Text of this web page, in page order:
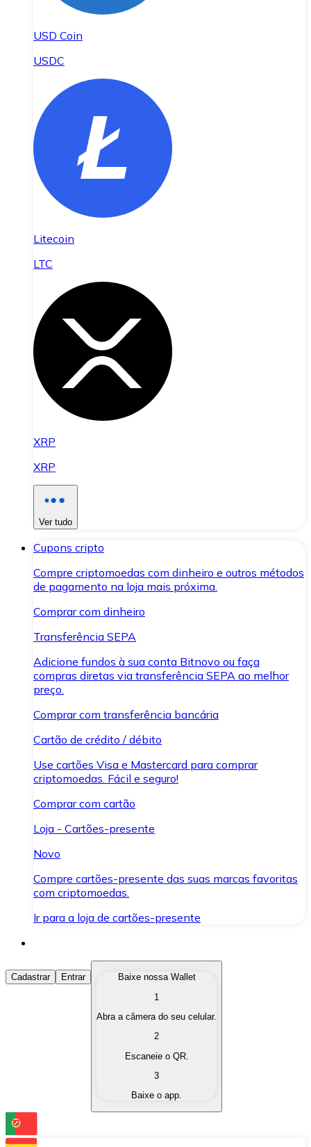
USD Coin
USDC
Litecoin
LTC
XRP
XRP
Ver tudo
Cupons cripto
Compre criptomoedas com dinheiro e outros métodos
de pagamento na loja mais próxima.
Comprar com dinheiro
Transferência SEPA
Adicione fundos à sua conta Bitnovo ou faça
compras diretas via transferência SEPA ao melhor
preço.
Comprar com transferência bancária
Cartão de crédito / débito
Use cartões Visa e Mastercard para comprar
criptomoedas. Fácil e seguro!
Comprar com cartão
Loja - Cartões-presente
Novo
Compre cartões-presente das suas marcas favoritas
com criptomoedas.
Ir para a loja de cartões-presente
Comprar Criptomoedas
Compre as criptomoedas de seu interesse de forma
Converta suas criptomoedas em moeda fiduciária
Troque uma criptomoeda por outra
Cadastrar Entrar
Baixe nossa Wallet
1
Abra a câmera do seu celular.
2
Escaneie o QR.
3
Baixe o app.